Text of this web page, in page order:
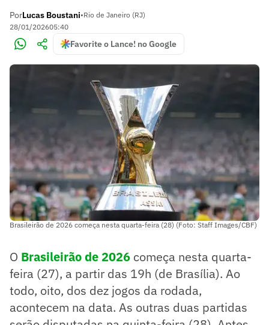
PorLucas Boustani•Rio de Janeiro (RJ)
28/01/202605:40
Favorite o Lance! no Google
Brasileirão de 2026 começa nesta quarta-feira (28) (Foto: Staff Images/CBF)
O Brasileirão de 2026 começa nesta quarta-
feira (27), a partir das 19h (de Brasília). Ao
todo, oito, dos dez jogos da rodada,
acontecem na data. As outras duas partidas